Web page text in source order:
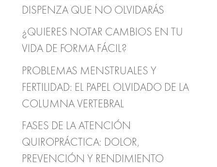
DISPENZA QUE NO OLVIDARÁS
¿QUIERES NOTAR CAMBIOS EN TU
VIDA DE FORMA FÁCIL?
PROBLEMAS MENSTRUALES Y
FERTILIDAD: EL PAPEL OLVIDADO DE LA
COLUMNA VERTEBRAL
FASES DE LA ATENCIÓN
QUIROPRÁCTICA: DOLOR,
PREVENCIÓN Y RENDIMIENTO